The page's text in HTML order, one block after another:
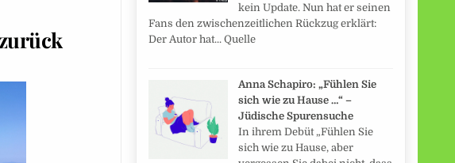
kein Update. Nun hat er seinen
Fans den zwischenzeitlichen Rückzug erklärt:
Der Autor hat... Quelle
Anna Schapiro: „Fühlen Sie
sich wie zu Hause …“ –
Jüdische Spurensuche
In ihrem Debüt „Fühlen Sie
sich wie zu Hause, aber